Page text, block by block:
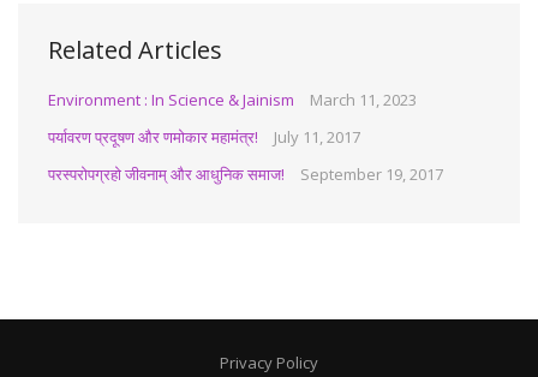
Related Articles
Environment : In Science & Jainism
March 11, 2023
पर्यावरण प्रदूषण और णमोकार महामंत्र!
July 11, 2017
परस्परोपग्रहो जीवनाम् और आधुनिक समाज!
September 19, 2017
Privacy Policy